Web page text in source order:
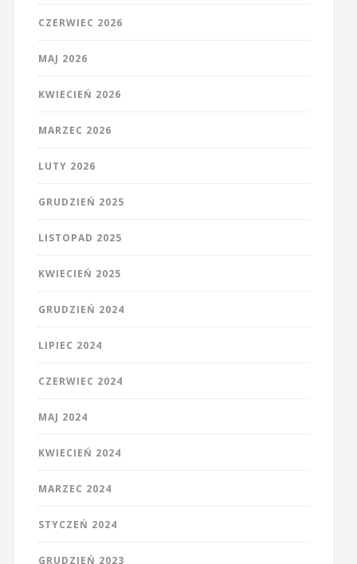
CZERWIEC 2026
MAJ 2026
KWIECIEŃ 2026
MARZEC 2026
LUTY 2026
GRUDZIEŃ 2025
LISTOPAD 2025
KWIECIEŃ 2025
GRUDZIEŃ 2024
LIPIEC 2024
CZERWIEC 2024
MAJ 2024
KWIECIEŃ 2024
MARZEC 2024
STYCZEŃ 2024
GRUDZIEŃ 2023